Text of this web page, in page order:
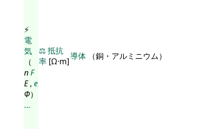
⚡
電
気
（
nF
E, e
Φ）
…
⚖️抵抗
率 [Ω·m]導体 （銅・アルミニウム）